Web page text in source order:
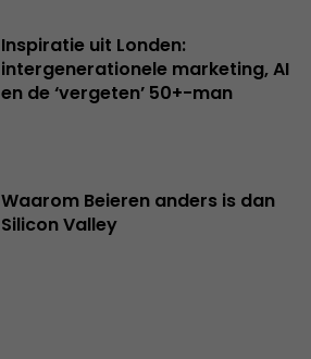
Inspiratie uit Londen:
intergenerationele marketing, AI
en de ‘vergeten’ 50+-man
Waarom Beieren anders is dan
Silicon Valley